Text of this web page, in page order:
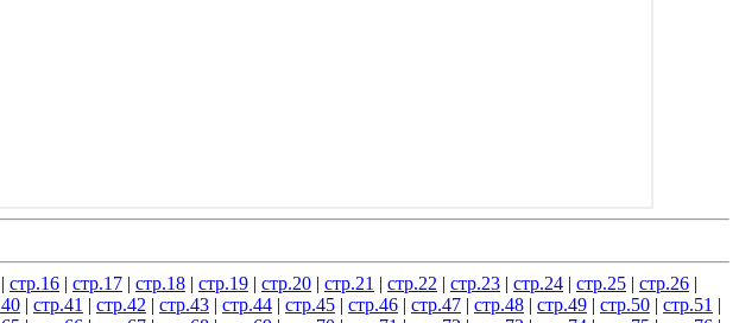
| стр.16 | стр.17 | стр.18 | стр.19 | стр.20 | стр.21 | стр.22 | стр.23 | стр.24 | стр.25 | стр.26 |
| стр.41 | стр.42 | стр.43 | стр.44 | стр.45 | стр.46 | стр.47 | стр.48 | стр.49 | стр.50 | стр.51 |